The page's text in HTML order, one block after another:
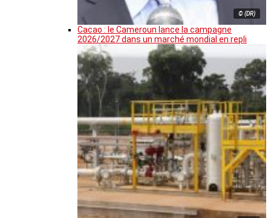
© (DR)
Cacao : le Cameroun lance la campagne
2026/2027 dans un marché mondial en repli